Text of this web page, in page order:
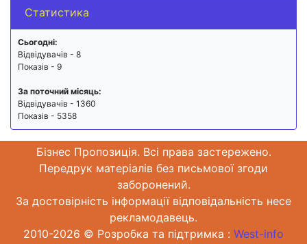
Статистика
Сьогодні:
Відвідувачів - 8
Показів - 9
За поточний місяць:
Відвідувачів - 1360
Показів - 5358
Бізнес Пропозиція. Всі права застережено.
Передрук матеріалів без письмової згоди
заборонений.
За достовірність інформації відповідальність несе
рекламодавець.
2010-2026 © Розробка та підтримка : West-info